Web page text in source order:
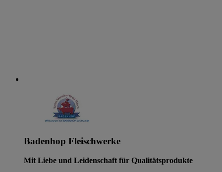
Badenhop Fleischwerke
Mit Liebe und Leidenschaft für Qualitätsprodukte